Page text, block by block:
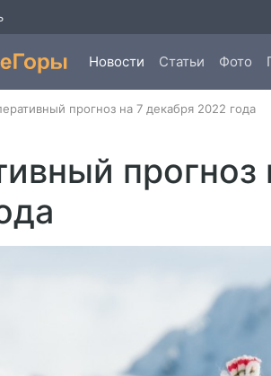
Новости Статьи Фото
прогноз на 7 декабря 2022 года
прогноз